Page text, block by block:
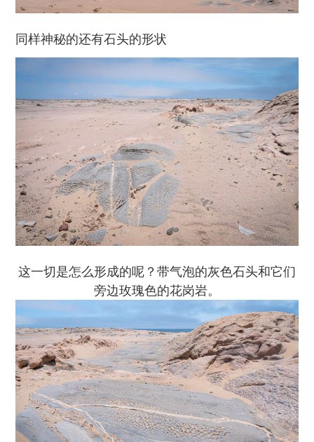
同样神秘的还有石头的形状
这一切是怎么形成的呢？带气泡的灰色石头和它们
旁边玫瑰色的花岗岩。